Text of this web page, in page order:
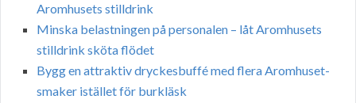
Aromhusets stilldrink
Minska belastningen på personalen – låt Aromhusets
stilldrink sköta flödet
Bygg en attraktiv dryckesbuffé med flera Aromhuset-
smaker istället för burkläsk